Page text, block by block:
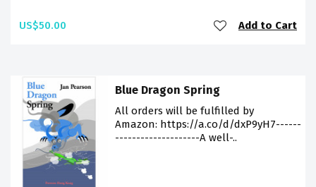
US$50.00 Add to Cart
Blue Dragon Spring
All orders will be fulfilled by
Amazon: https://a.co/d/dxP9yH7------
--------------------A well-..